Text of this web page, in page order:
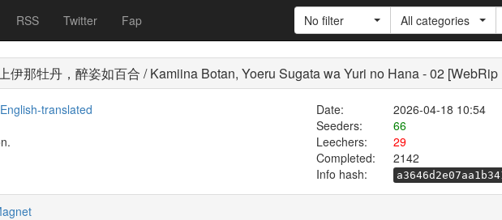
RSS Twitter Fap No filter All categories
伊那牡丹，醉姿如百合 / Kamiina Botan, Yoeru Sugata wa Yuri no Hana - 02
translated Date:
2026-04-18 10:54
Seeders:
66
Leechers:
29
Completed:
2142
Info hash: